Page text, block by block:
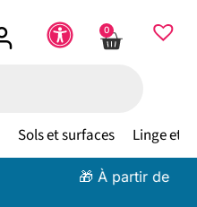
0
Sols et surfaces Linge et
🎁 À partir de 100 €,